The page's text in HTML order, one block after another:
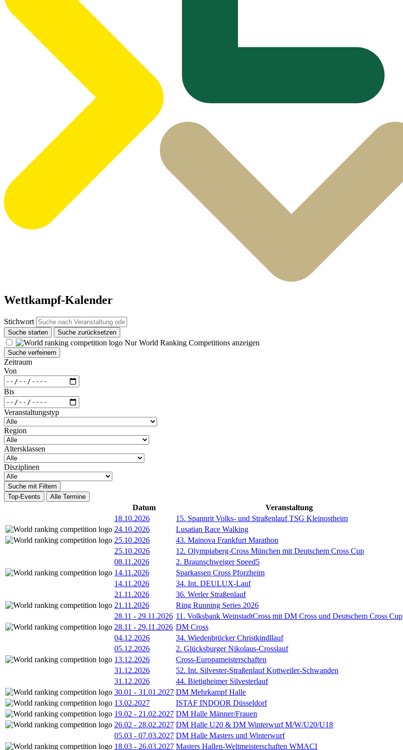
Wettkampf-Kalender
Stichwort
Suche starten Suche zurücksetzen
Nur World Ranking Competitions anzeigen
Suche verfeinern
Zeitraum
Von
Bis
Veranstaltungstyp
Region
Altersklassen
Disziplinen
Suche mit Filtern
Top-Events
Alle Termine
Datum Veranstaltung
18.10.2026
15. Spannrit Volks- und Straßenlauf TSG Kleinostheim
24.10.2026
Lusatian Race Walking
25.10.2026
43. Mainova Frankfurt Marathon
25.10.2026
12. Olympiaberg-Cross München mit Deutschem Cross Cup
08.11.2026
2. Braunschweiger Speed5
14.11.2026
Sparkassen Cross Pforzheim
14.11.2026
34. Int. DEULUX-Lauf
21.11.2026
36. Werler Straßenlauf
21.11.2026
Ring Running Series 2026
28.11 - 29.11.2026 11. Volksbank WeinstadtCross mit DM Cross und Deutschem Cross Cup
28.11 - 29.11.2026 DM Cross
04.12.2026
34. Wiedenbrücker Christkindllauf
05.12.2026
2. Glücksburger Nikolaus-Crosslauf
13.12.2026
Cross-Europameisterschaften
31.12.2026
52. Int. Silvester-Straßenlauf Kottweiler-Schwanden
31.12.2026
44. Bietigheimer Silvesterlauf
30.01 - 31.01.2027 DM Mehrkampf Halle
13.02.2027
ISTAF INDOOR Düsseldorf
19.02 - 21.02.2027 DM Halle Männer/Frauen
26.02 - 28.02.2027 DM Halle U20 & DM Winterwurf M/W/U20/U18
05.03 - 07.03.2027 DM Halle Masters und Winterwurf
18.03 - 26.03.2027 Masters Hallen-Weltmeisterschaften WMACI